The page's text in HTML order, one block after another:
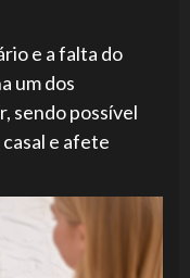
e a falta do
um dos
sendo possível
e afete